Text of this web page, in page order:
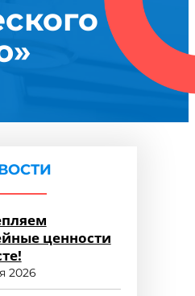
ценности
2026